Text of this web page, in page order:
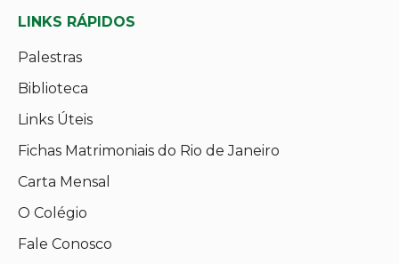
LINKS RÁPIDOS
Palestras
Biblioteca
Links Úteis
Fichas Matrimoniais do Rio de Janeiro
Carta Mensal
O Colégio
Fale Conosco